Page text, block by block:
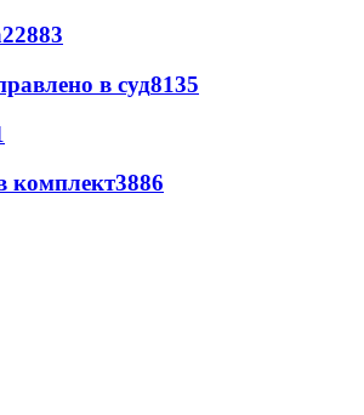
22883
в суд8135
комплект3886